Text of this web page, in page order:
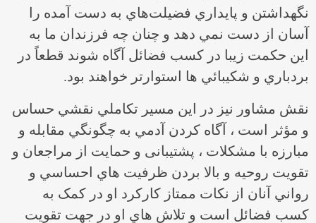
نگهداشتن و پايداري فضيلت‌هاي به دست آمده را
آسان از دست نمي دهد و چنان چه فرزندان ما به
اين حكمت زيبا در كسب فضائل آگاه شوند قطعاً در
بردباري و شكيبائي ها استوارتر خواهند بود.
نقش مشاور نيز در اين مسير تكاملي نقشي حساس
و مؤثر است ، آگاه كردن آدمي به چگونگي مقابله و
مبارزه با مشكلات ، پشتیبانی و حمایت از مراجعان و
تقويت روحيه و بالا بردن ظرفيت هاي احساسي و
رواني آنان از نكات ممتاز كاركرد او در کمک به
كسب فضائل است و تلاش هاي او در جهت تقويت